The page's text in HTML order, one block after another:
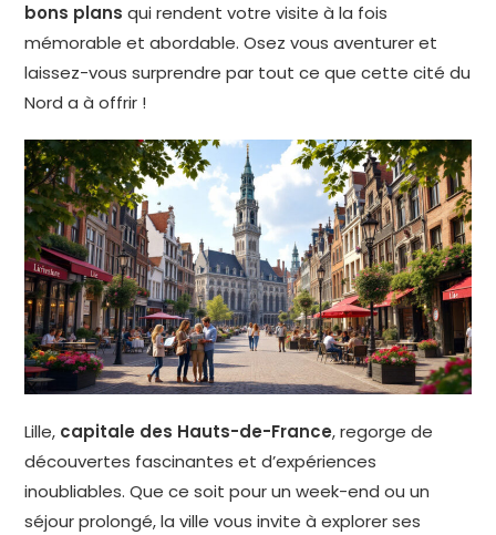
bons plans qui rendent votre visite à la fois
mémorable et abordable. Osez vous aventurer et
laissez-vous surprendre par tout ce que cette cité du
Nord a à offrir !
Lille, capitale des Hauts-de-France, regorge de
découvertes fascinantes et d’expériences
inoubliables. Que ce soit pour un week-end ou un
séjour prolongé, la ville vous invite à explorer ses